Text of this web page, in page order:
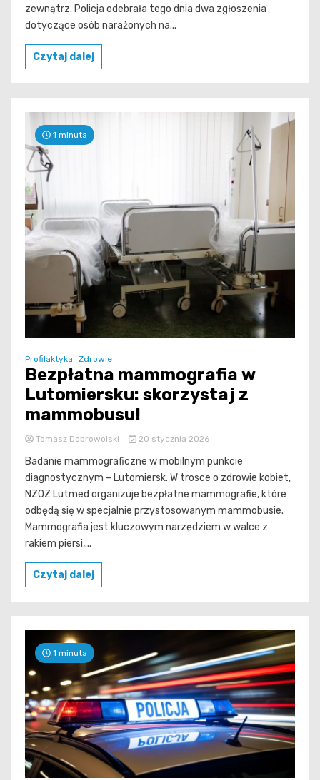
zewnątrz. Policja odebrała tego dnia dwa zgłoszenia
dotyczące osób narażonych na...
Czytaj dalej
1 minuta
Profilaktyka Zdrowie
Bezpłatna mammografia w
Lutomiersku: skorzystaj z
mammobusu!
Tomasz Dobrowolski 20 stycznia 2026
Badanie mammograficzne w mobilnym punkcie
diagnostycznym – Lutomiersk. W trosce o zdrowie kobiet,
NZOZ Lutmed organizuje bezpłatne mammografie, które
odbędą się w specjalnie przystosowanym mammobusie.
Mammografia jest kluczowym narzędziem w walce z
rakiem piersi,...
Czytaj dalej
1 minuta